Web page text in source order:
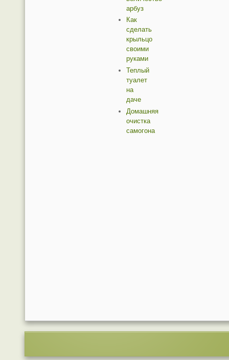
арбуз
Как
сделать
крыльцо
своими
руками
Теплый
туалет
на
даче
Домашняя
очистка
самогона